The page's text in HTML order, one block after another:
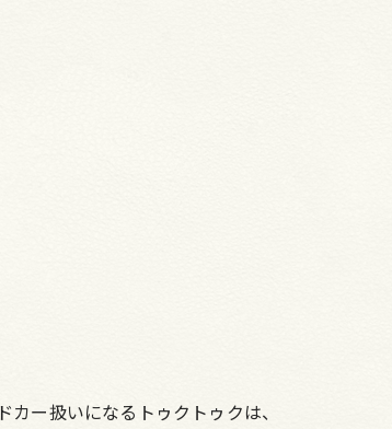
ー扱いになるトゥクトゥクは、